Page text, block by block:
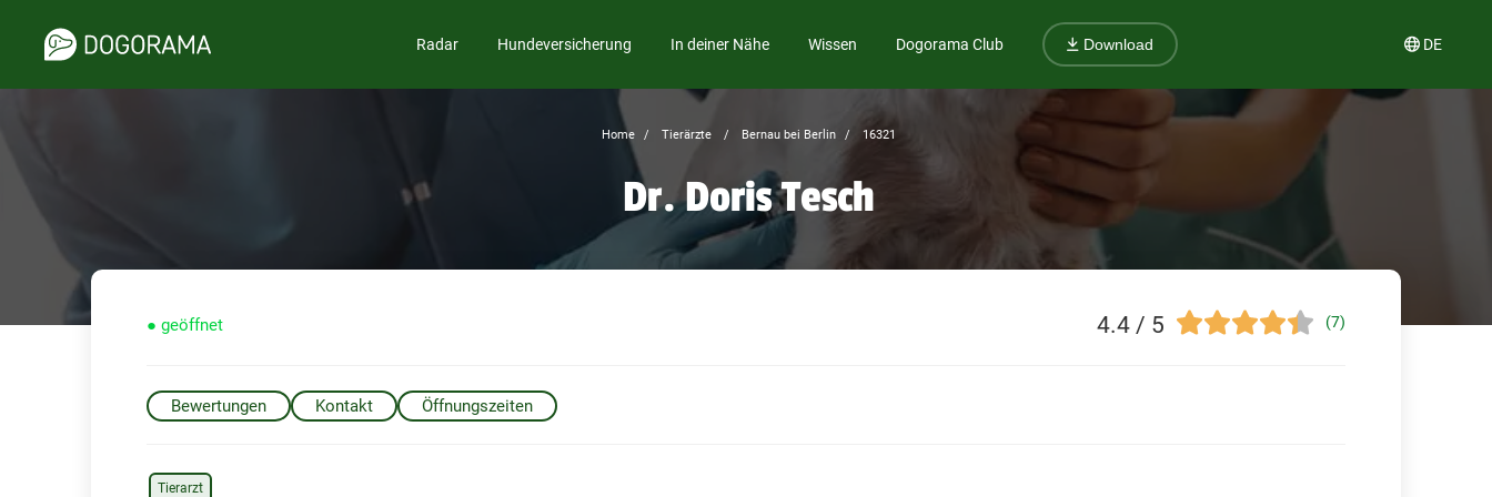
Radar Hundeversicherung In deiner Nähe Wissen Dogorama Club Download DE
Home Tierärzte Bernau bei Berlin 16321
Dr. Doris Tesch
4.4 / 5 (7)
● geöffnet
Bewertungen Kontakt Öffnungszeiten
Tierarzt